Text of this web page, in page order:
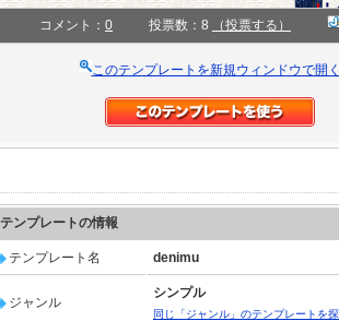
コメント： 0 投票数：8 （投票する）
このテンプレートを新規ウィンドウで開
テンプレートの情報
テンプレート名 denimu
ジャンル
シンプル
同じ「ジャンル」のテンプレートを